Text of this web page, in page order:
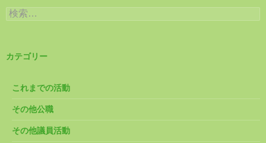
検
索:
カテゴリー
これまでの活動
その他公職
その他議員活動